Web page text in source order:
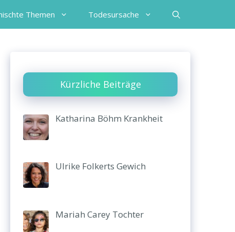
Themen Todesursache
Kürzliche Beiträge
Katharina Böhm Krankheit
Ulrike Folkerts Gewich
Mariah Carey Tochter